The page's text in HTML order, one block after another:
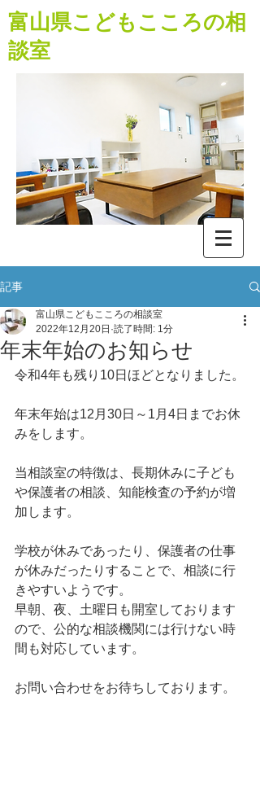
​富山県こどもこころの相
談室
記事
年末年始のお知らせ
富山県こどもこころの相談室
2022年12月20日 読了時間: 1分
令和4年も残り10日ほどとなりました。
年末年始は12月30日～1月4日までお休
みをします。
当相談室の特徴は、長期休みに子ども
や保護者の相談、知能検査の予約が増
加します。
学校が休みであったり、保護者の仕事
が休みだったりすることで、相談に行
きやすいようです。
早朝、夜、土曜日も開室しております
ので、公的な相談機関には行けない時
間も対応しています。
お問い合わせをお待ちしております。